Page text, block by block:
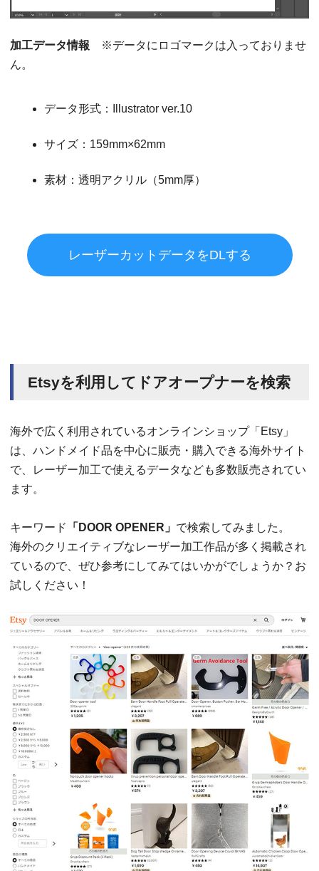
加工データ情報 ※データにロゴマークは入っておりませ
ん。
データ形式：Illustrator ver.10
サイズ：159mm×62mm
素材：透明アクリル（5mm厚）
レーザーカットデータをDLする
Etsyを利用してドアオープナーを検索
海外で広く利用されているオンラインショップ「Etsy」
は、ハンドメイド品を中心に販売・購入できる海外サイト
で、レーザー加工で使えるデータなども多数販売されてい
ます。
キーワード 「DOOR OPENER」 で検索してみました。
海外のクリエイティブなレーザー加工作品が多く掲載され
ているので、ぜひ参考にしてみてはいかがでしょうか？お
試しください！